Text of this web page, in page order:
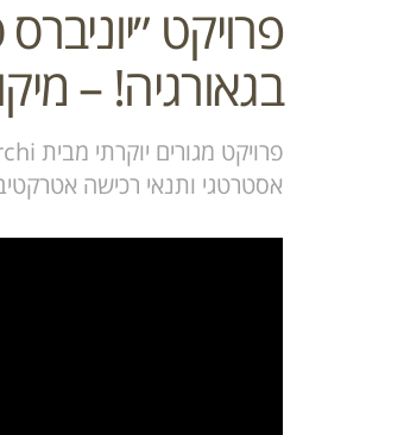
פרויקט
בגאורגיה! –
אסטרטגי ותנאי רכישה